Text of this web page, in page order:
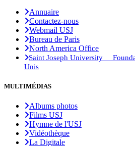
Annuaire
Contactez-nous
Webmail USJ
Bureau de Paris
North America Office
Saint Joseph University
Unis
MULTIMÉDIAS
Albums photos
Films USJ
Hymne de l'USJ
Vidéothèque
La Digitale